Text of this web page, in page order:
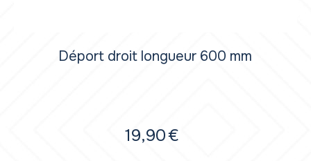
Déport droit longueur 600 mm
19,90€